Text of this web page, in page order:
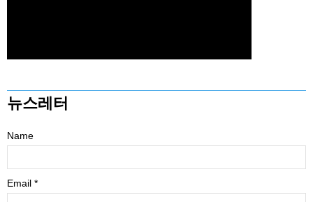
뉴스레터
Name
Email *